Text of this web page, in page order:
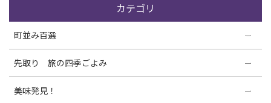
カテゴリ
町並み百選
先取り 旅の四季ごよみ
美味発見！